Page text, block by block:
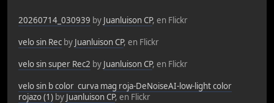
20260714_030939 by Juanluison CP, en Flickr
velo sin Rec by Juanluison CP, en Flickr
velo sin super Rec2 by Juanluison CP, en Flickr
velo sin b color curva mag roja-DeNoiseAI-low-light color
rojazo (1) by Juanluison CP, en Flickr